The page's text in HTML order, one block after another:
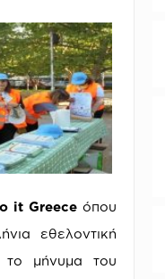
it Greeceόπου
εθελοντική
το μήνυμα του